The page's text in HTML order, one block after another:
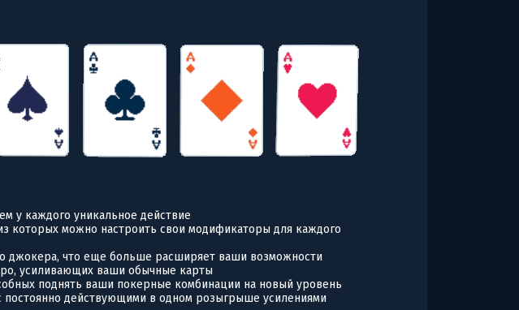
у каждого уникальное действие
которых можно настроить свои модификаторы для каждого
джокера, что еще больше расширяет ваши возможности
усиливающих ваши обычные карты
поднять ваши покерные комбинации на новый уровень
постоянно действующими в одном розыгрыше усилениями